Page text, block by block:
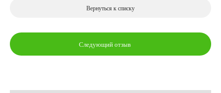
Вернуться к списку
Следующий отзыв